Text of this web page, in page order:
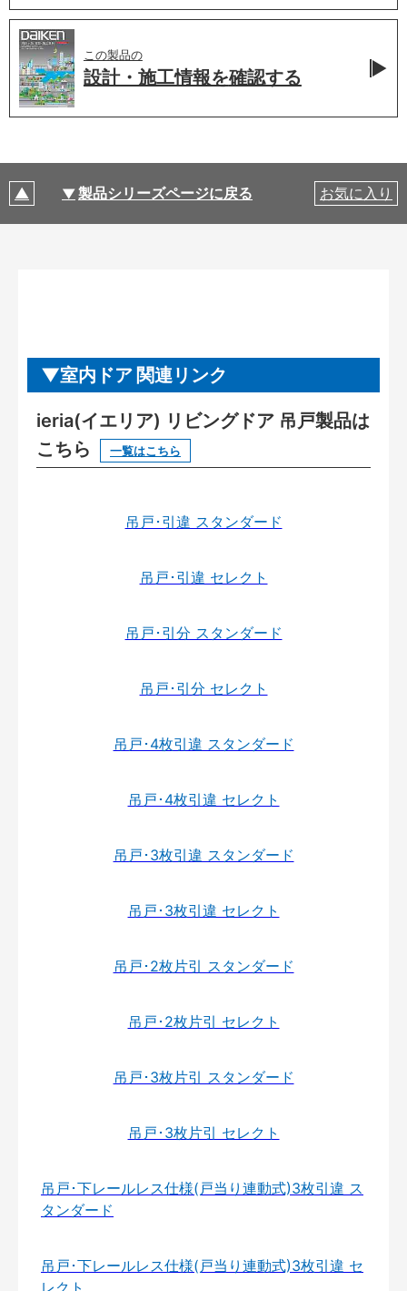
この製品の
設計・施工情報を確認する
製品シリーズページに戻る お気に入り
室内ドア 関連リンク
ieria(イエリア) リビングドア 吊戸製品は
こちら
一覧はこちら
吊戸･引違 スタンダード
吊戸･引違 セレクト
吊戸･引分 スタンダード
吊戸･引分 セレクト
吊戸･4枚引違 スタンダード
吊戸･4枚引違 セレクト
吊戸･3枚引違 スタンダード
吊戸･3枚引違 セレクト
吊戸･2枚片引 スタンダード
吊戸･2枚片引 セレクト
吊戸･3枚片引 スタンダード
吊戸･3枚片引 セレクト
吊戸･下レールレス仕様(戸当り連動式)3枚引違 ス
タンダード
吊戸･下レールレス仕様(戸当り連動式)3枚引違 セ